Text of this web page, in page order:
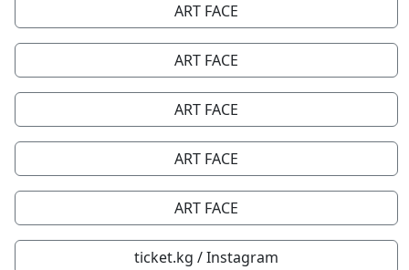
ART FACE
ART FACE
ART FACE
ART FACE
ART FACE
ticket.kg / Instagram